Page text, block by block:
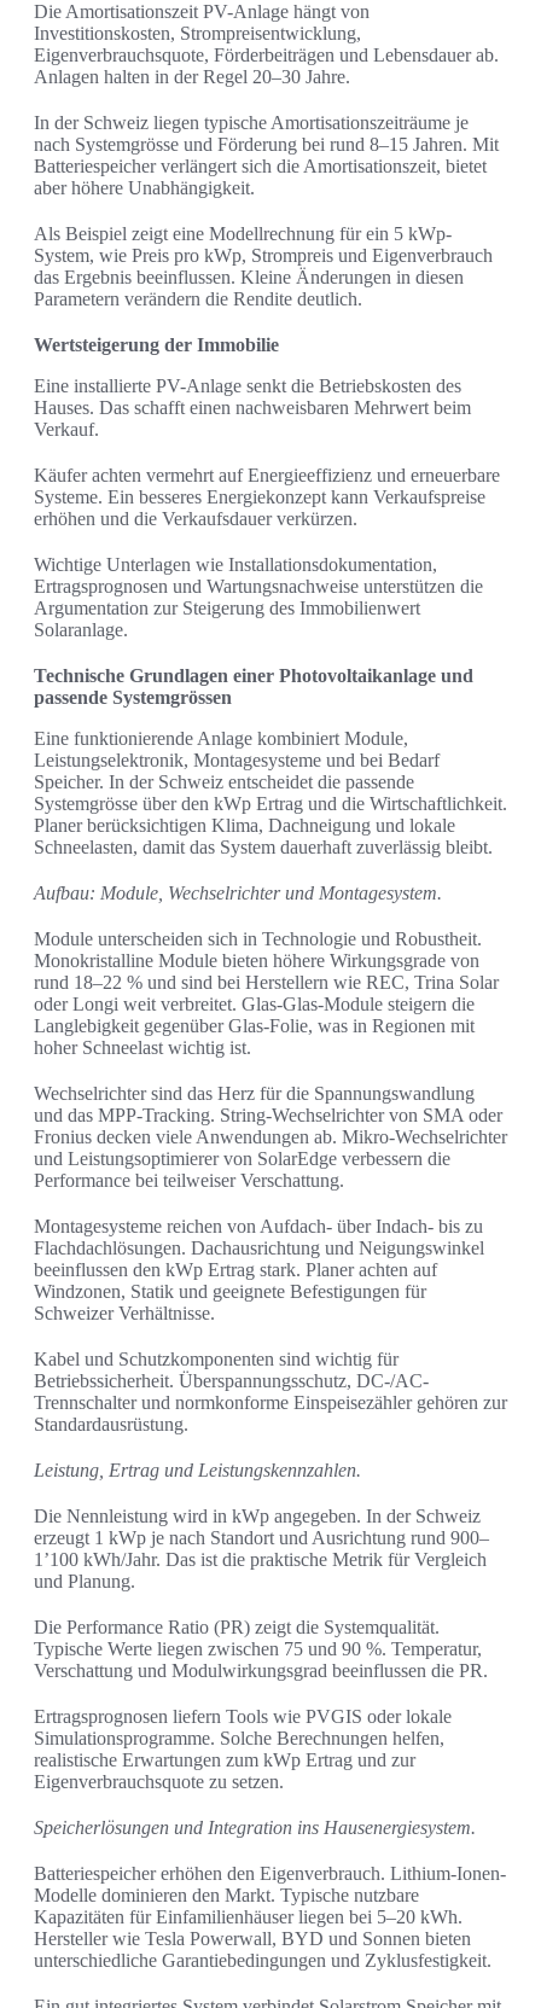
Die Amortisationszeit PV-Anlage hängt von
Investitionskosten, Strompreisentwicklung,
Eigenverbrauchsquote, Förderbeiträgen und Lebensdauer ab.
Anlagen halten in der Regel 20–30 Jahre.
In der Schweiz liegen typische Amortisationszeiträume je
nach Systemgrösse und Förderung bei rund 8–15 Jahren. Mit
Batteriespeicher verlängert sich die Amortisationszeit, bietet
aber höhere Unabhängigkeit.
Als Beispiel zeigt eine Modellrechnung für ein 5 kWp-
System, wie Preis pro kWp, Strompreis und Eigenverbrauch
das Ergebnis beeinflussen. Kleine Änderungen in diesen
Parametern verändern die Rendite deutlich.
Wertsteigerung der Immobilie
Eine installierte PV-Anlage senkt die Betriebskosten des
Hauses. Das schafft einen nachweisbaren Mehrwert beim
Verkauf.
Käufer achten vermehrt auf Energieeffizienz und erneuerbare
Systeme. Ein besseres Energiekonzept kann Verkaufspreise
erhöhen und die Verkaufsdauer verkürzen.
Wichtige Unterlagen wie Installationsdokumentation,
Ertragsprognosen und Wartungsnachweise unterstützen die
Argumentation zur Steigerung des Immobilienwert
Solaranlage.
Technische Grundlagen einer Photovoltaikanlage und
passende Systemgrössen
Eine funktionierende Anlage kombiniert Module,
Leistungselektronik, Montagesysteme und bei Bedarf
Speicher. In der Schweiz entscheidet die passende
Systemgrösse über den kWp Ertrag und die Wirtschaftlichkeit.
Planer berücksichtigen Klima, Dachneigung und lokale
Schneelasten, damit das System dauerhaft zuverlässig bleibt.
Aufbau: Module, Wechselrichter und Montagesystem.
Module unterscheiden sich in Technologie und Robustheit.
Monokristalline Module bieten höhere Wirkungsgrade von
rund 18–22 % und sind bei Herstellern wie REC, Trina Solar
oder Longi weit verbreitet. Glas-Glas-Module steigern die
Langlebigkeit gegenüber Glas-Folie, was in Regionen mit
hoher Schneelast wichtig ist.
Wechselrichter sind das Herz für die Spannungswandlung
und das MPP-Tracking. String-Wechselrichter von SMA oder
Fronius decken viele Anwendungen ab. Mikro-Wechselrichter
und Leistungsoptimierer von SolarEdge verbessern die
Performance bei teilweiser Verschattung.
Montagesysteme reichen von Aufdach- über Indach- bis zu
Flachdachlösungen. Dachausrichtung und Neigungswinkel
beeinflussen den kWp Ertrag stark. Planer achten auf
Windzonen, Statik und geeignete Befestigungen für
Schweizer Verhältnisse.
Kabel und Schutzkomponenten sind wichtig für
Betriebssicherheit. Überspannungsschutz, DC-/AC-
Trennschalter und normkonforme Einspeisezähler gehören zur
Standardausrüstung.
Leistung, Ertrag und Leistungskennzahlen.
Die Nennleistung wird in kWp angegeben. In der Schweiz
erzeugt 1 kWp je nach Standort und Ausrichtung rund 900–
1’100 kWh/Jahr. Das ist die praktische Metrik für Vergleich
und Planung.
Die Performance Ratio (PR) zeigt die Systemqualität.
Typische Werte liegen zwischen 75 und 90 %. Temperatur,
Verschattung und Modulwirkungsgrad beeinflussen die PR.
Ertragsprognosen liefern Tools wie PVGIS oder lokale
Simulationsprogramme. Solche Berechnungen helfen,
realistische Erwartungen zum kWp Ertrag und zur
Eigenverbrauchsquote zu setzen.
Speicherlösungen und Integration ins Hausenergiesystem.
Batteriespeicher erhöhen den Eigenverbrauch. Lithium-Ionen-
Modelle dominieren den Markt. Typische nutzbare
Kapazitäten für Einfamilienhäuser liegen bei 5–20 kWh.
Hersteller wie Tesla Powerwall, BYD und Sonnen bieten
unterschiedliche Garantiebedingungen und Zyklusfestigkeit.